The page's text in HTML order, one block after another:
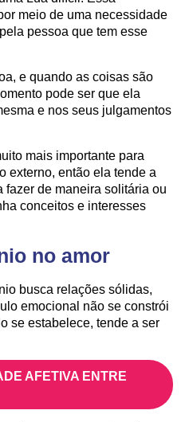
meio de uma necessidade
pessoa que tem esse
e quando as coisas são
pode ser que ela
e nos seus julgamentos
mais importante para
externo, então ela tende a
fazer de maneira solitária ou
conceitos e interesses
no amor
busca relações sólidas,
emocional não se constrói
se estabelece, tende a ser
AFETIVA ENTRE